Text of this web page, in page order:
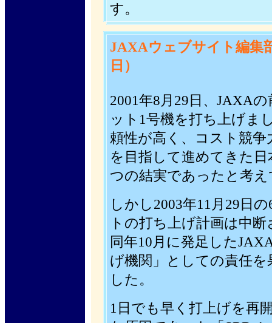
す。
JAXAウェブサイト編集
日）
2001年8月29日、JAXA
ット1号機を打ち上げま
頼性が高く、コスト競
を目指して進めてきた
つの結実であったと考
しかし2003年11月29日
トの打ち上げ計画は中
同年10月に発足した
げ機関」としての責任
した。
1日でも早く打上げを再